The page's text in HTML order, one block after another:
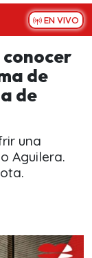
EN VIVO
de
de
una
Aguilera.